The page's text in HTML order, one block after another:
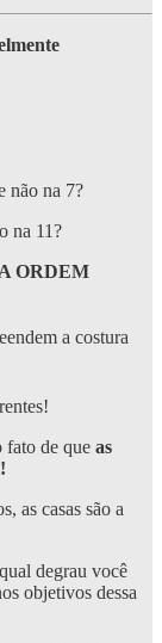
não na 7?
na 11?
ORDEM
a costura
fato de que as
as casas são a
degrau você
objetivos dessa